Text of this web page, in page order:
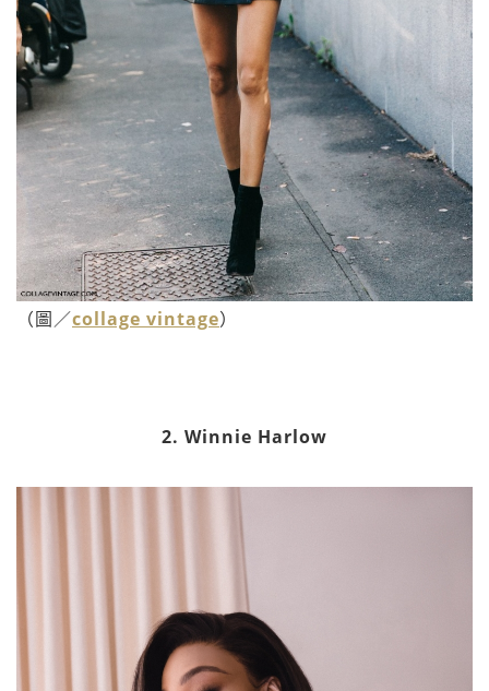
（圖／collage vintage）
2. Winnie Harlow